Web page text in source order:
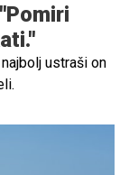
ustraši on